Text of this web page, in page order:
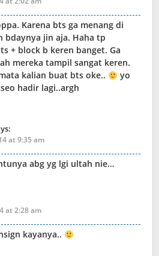
Karena bts ga menang di
bdaynya jin aja. Haha tp
+ block b keren banget. Ga
mereka tampil sangat keren.
kalian buat bts oke..
yo
hadir lagi..argh
at 9:35 am
abg yg lgi ultah nie…
at 2:28 am
kayanya..